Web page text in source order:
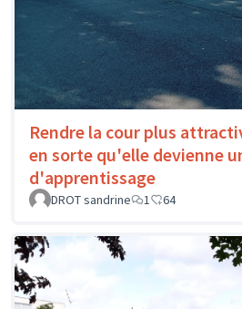
Rendre la cour plus
en sorte qu'elle devienne
d'apprentissage
DROT sandrine 1 64